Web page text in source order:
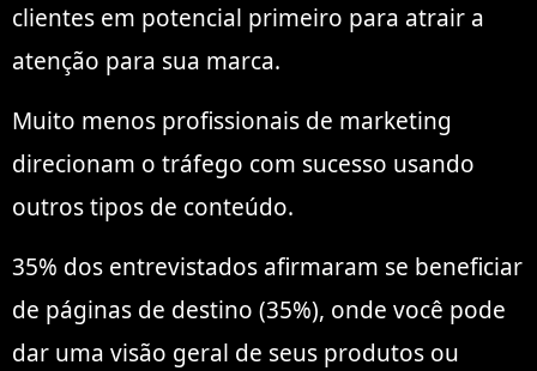
clientes em potencial primeiro para atrair a
atenção para sua marca.
Muito menos profissionais de marketing
direcionam o tráfego com sucesso usando
outros tipos de conteúdo.
35% dos entrevistados afirmaram se beneficiar
de páginas de destino (35%), onde você pode
dar uma visão geral de seus produtos ou